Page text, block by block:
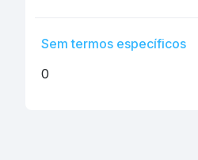
Sem termos específicos
0